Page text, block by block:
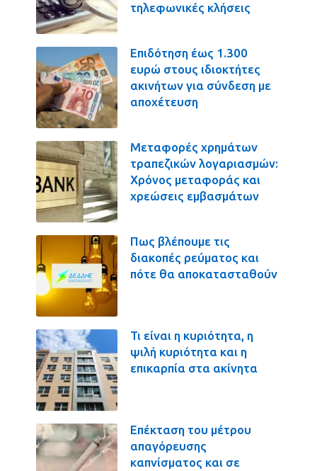
τηλεφωνικές κλήσεις
Επιδότηση έως 1.300
ευρώ στους ιδιοκτήτες
ακινήτων για σύνδεση με
αποχέτευση
Μεταφορές χρημάτων
τραπεζικών λογαριασμών:
Χρόνος μεταφοράς και
χρεώσεις εμβασμάτων
Πως βλέπουμε τις
διακοπές ρεύματος και
πότε θα αποκατασταθούν
Τι είναι η κυριότητα, η
ψιλή κυριότητα και η
επικαρπία στα ακίνητα
Επέκταση του μέτρου
απαγόρευσης
καπνίσματος και σε